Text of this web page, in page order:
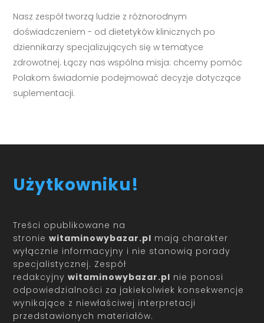
Nasz zespół tworzą ludzie z różnorodnym
doświadczeniem - od dietetyków klinicznych po
dziennikarzy specjalizujących się w tematyce
zdrowotnej. Łączy nas wspólna misja: chcemy pomóc
Polakom świadomie podejmować decyzje dotyczące
suplementacji.
Użytkowniku!
Treści opublikowane na
stroniewitaminowybazar.pl mają charakter
wyłącznie informacyjny i nie stanowią porady
specjalistycznej. Zespół
redakcyjnywitaminowybazar.pl nie ponosi
odpowiedzialności za jakiekolwiek konsekwencje
wynikające z niewłaściwej interpretacji
przedstawionych materiałów.